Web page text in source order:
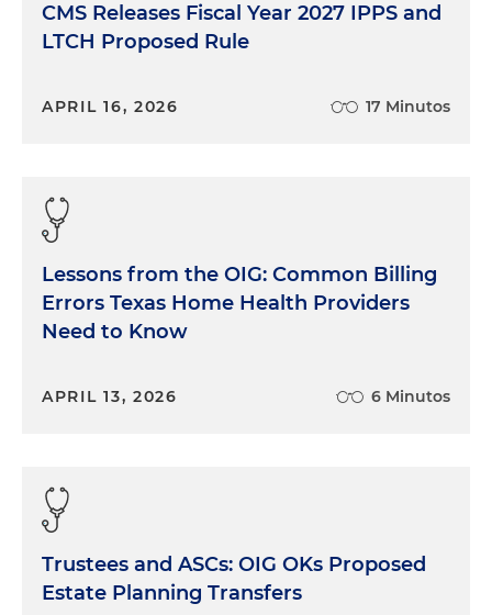
CMS Releases Fiscal Year 2027 IPPS and
LTCH Proposed Rule
APRIL 16, 2026 17 Minutos
Lessons from the OIG: Common Billing
Errors Texas Home Health Providers
Need to Know
APRIL 13, 2026 6 Minutos
Trustees and ASCs: OIG OKs Proposed
Estate Planning Transfers